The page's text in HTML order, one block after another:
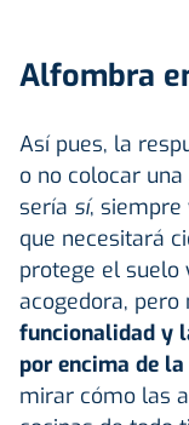
Alfombra
Así pues, la
o no colocar
sería sí, siempre
que necesitará
protege el suelo
acogedora, pero
funcionalidad y
por encima de
mirar cómo las